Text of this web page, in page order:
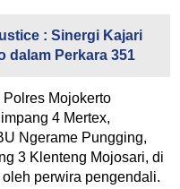
: Sinergi Kajari
dalam Perkara 351
Mojokerto
4 Mertex,
Ngerame Pungging,
3 Klenteng Mojosari, di
perwira pengendali.